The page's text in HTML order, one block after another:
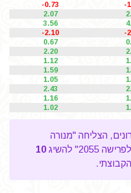
-
-0.73
2.07
3.56
-
-2.10
0.67
2.20
1.12
1.59
1.05
2.43
1.16
1.02
הצליחה "מנורה
להשיג
10